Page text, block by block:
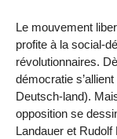
Le mouvement
profite à la social-
révolutionnaires.
démocratie
Deutsch-land).
opposition se
Landauer et